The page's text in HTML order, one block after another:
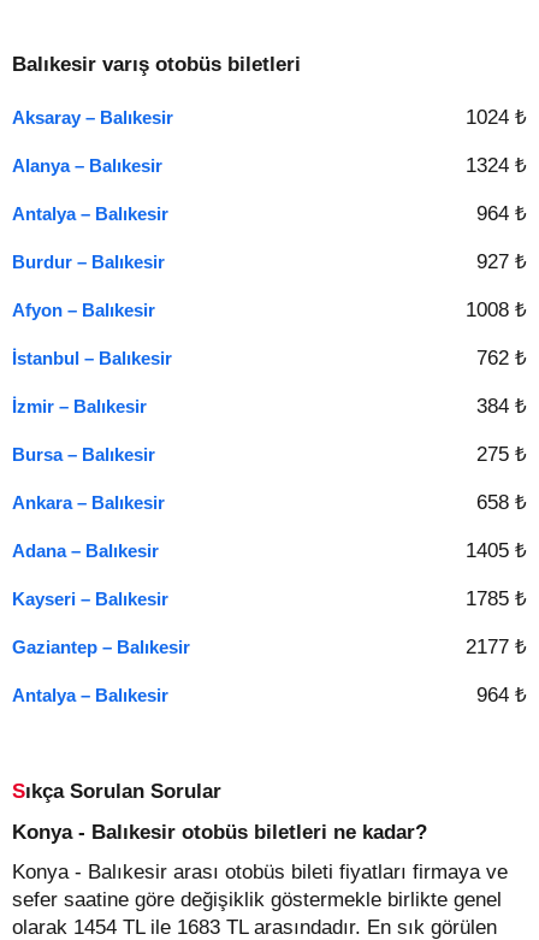
Balıkesir varış otobüs biletleri
Aksaray – Balıkesir 1024 ₺
Alanya – Balıkesir 1324 ₺
Antalya – Balıkesir 964 ₺
Burdur – Balıkesir 927 ₺
Afyon – Balıkesir 1008 ₺
İstanbul – Balıkesir 762 ₺
İzmir – Balıkesir 384 ₺
Bursa – Balıkesir 275 ₺
Ankara – Balıkesir 658 ₺
Adana – Balıkesir 1405 ₺
Kayseri – Balıkesir 1785 ₺
Gaziantep – Balıkesir 2177 ₺
Antalya – Balıkesir 964 ₺
Sıkça Sorulan Sorular
Konya - Balıkesir otobüs biletleri ne kadar?
Konya - Balıkesir arası otobüs bileti fiyatları firmaya ve
sefer saatine göre değişiklik göstermekle birlikte genel
olarak 1454 TL ile 1683 TL arasındadır. En sık görülen